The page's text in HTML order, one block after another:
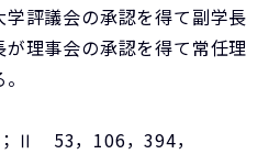
評議会の承認を得て副学長
理事会の承認を得て常任理
Ⅱ 53，106，394，